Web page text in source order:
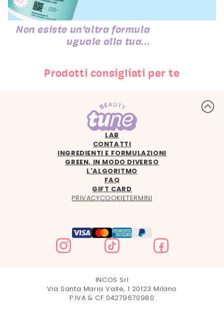
Non esiste un’altra formula
uguale alla tua...
Prodotti consigliati per te
LAB
CONTATTI
INGREDIENTI E FORMULAZIONI
GREEN, IN MODO DIVERSO
L'ALGORITMO
FAQ
GIFT CARD
PRIVACYCOOKIETERMINI
INCOS Srl
Via Santa Maria Valle, 1 20123 Milano
P.IVA & CF 04279670980